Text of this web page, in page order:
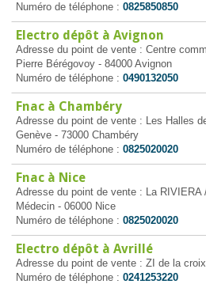
Numéro de téléphone : 0825850850
Electro dépôt à Avignon
Adresse du point de vente : Centre
Pierre Bérégovoy - 84000 Avignon
Numéro de téléphone : 0490132050
Fnac à Chambéry
Adresse du point de vente : Les Halles
Genève - 73000 Chambéry
Numéro de téléphone : 0825020020
Fnac à Nice
Adresse du point de vente : La RIVIERA
Médecin - 06000 Nice
Numéro de téléphone : 0825020020
Electro dépôt à Avrillé
Adresse du point de vente : ZI de la
Numéro de téléphone : 0241253220